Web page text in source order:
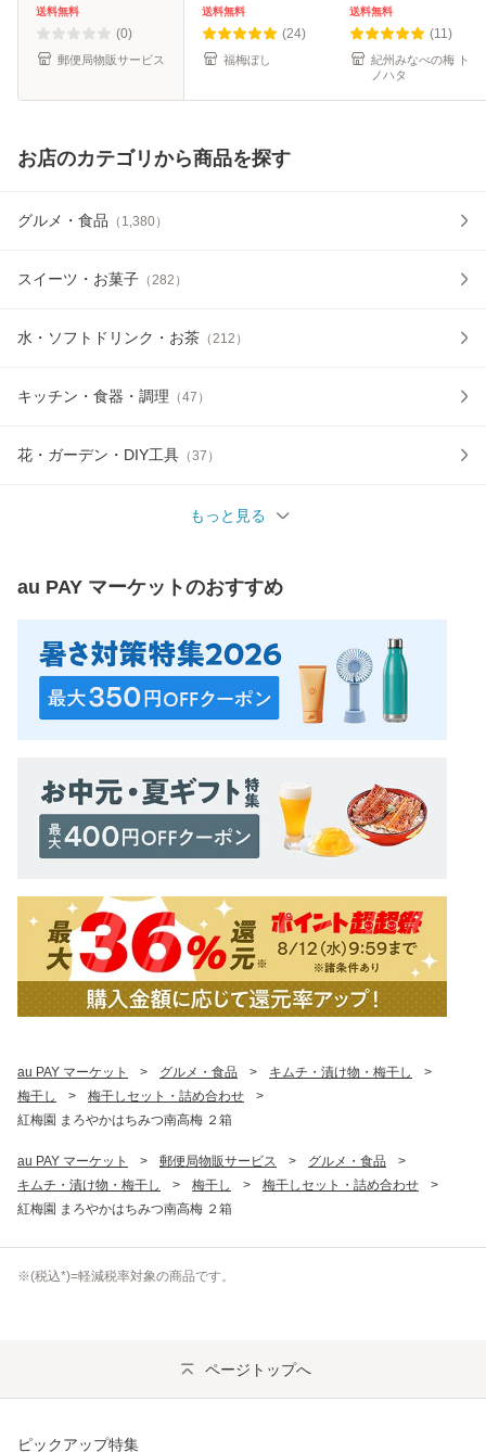
送料無料
(0)
郵便局物販サービス
無添加しそ漬 うす
塩 はちみつ 昆布
かつお 甘
送料無料
(24)
福梅ぼし
みつふる 塩分
1.5％ (12粒入) 高
級 もらっ
送料無料
(11)
紀州みなべの梅 ト
ノハタ
お店のカテゴリから商品を探す
グルメ・食品 （ 1,380）
スイーツ・お菓子 （282 ）
水・ソフトドリンク・お茶 （212 ）
キッチン・食器・調理 （47 ）
花・ガーデン・DIY工具 （37 ）
もっと見る
au PAY マーケットのおすすめ
au PAY マーケット > グルメ・食品 > キムチ・漬け物・梅干し
>
梅干し
> 梅干しセット・詰め合わせ
>
紅梅園 まろやかはちみつ南高梅 ２箱
au PAY マーケット > 郵便局物販サービス > グルメ・食品
>
キムチ・漬け物・梅干し
> 梅干し > 梅干しセット・詰め合わせ
>
紅梅園 まろやかはちみつ南高梅 ２箱
※(税込*)=軽減税率対象の商品です。
ページトップへ
ピックアップ特集